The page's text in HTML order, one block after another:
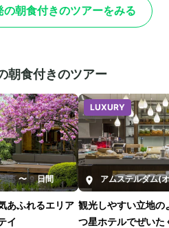
朝食付きのツアーをみる
朝食付きのツアー
〜9日間
あふれるエリア
イ
LUXURY
アムステルダム(
観光しやすい立地
つ星ホテルでぜいた